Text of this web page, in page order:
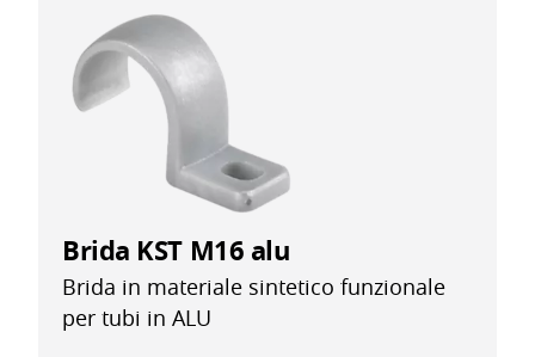
Brida KST M16 alu
Brida in materiale sintetico funzionale
per tubi in ALU